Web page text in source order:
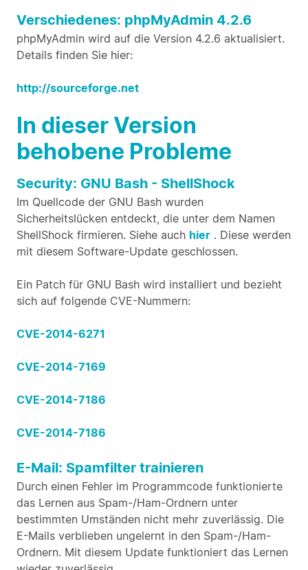
Verschiedenes: phpMyAdmin 4.2.6
phpMyAdmin wird auf die Version 4.2.6 aktualisiert.
Details finden Sie hier:
http://sourceforge.net
In dieser Version
behobene Probleme
Security: GNU Bash - ShellShock
Im Quellcode der GNU Bash wurden
Sicherheitslücken entdeckt, die unter dem Namen
ShellShock firmieren. Siehe auch hier . Diese werden
mit diesem Software-Update geschlossen.
Ein Patch für GNU Bash wird installiert und bezieht
sich auf folgende CVE-Nummern:
CVE-2014-6271
CVE-2014-7169
CVE-2014-7186
CVE-2014-7186
E-Mail: Spamfilter trainieren
Durch einen Fehler im Programmcode funktionierte
das Lernen aus Spam-/Ham-Ordnern unter
bestimmten Umständen nicht mehr zuverlässig. Die
E-Mails verblieben ungelernt in den Spam-/Ham-
Ordnern. Mit diesem Update funktioniert das Lernen